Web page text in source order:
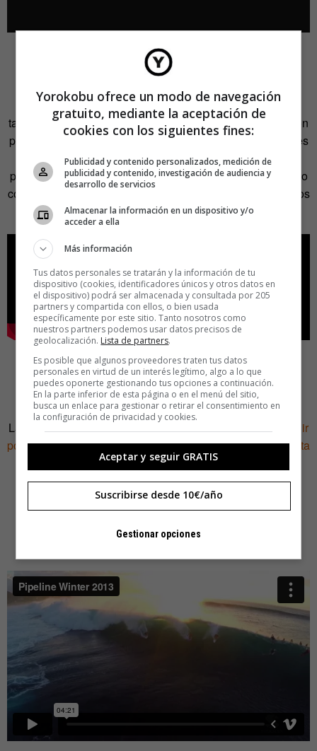
El auge amateur
Aunque los equipos que usan las productoras más
consolidadas pueden costar decenas de miles de euros,
también es posible conseguir imágenes espectaculares con
poco dinero, que es donde se abren grandes oportunidades
para películas de bajo presupuesto. Este vídeo realizado
por Eddie Codel en el festival Burning Man de 2013 se hizo
con un equipo que en su conjunto no llega a los 1.000 euros
y ya ha superado con creces el millón de visitas.
La cámara utilizada, unaGoPro Hero 3, se puede conseguir
por 200 euros,el cuadrocóptero DJI Phantom está a la venta
en Amazon por 345 euros y un estabilizador
motorizado para rotar la cámara cuesta 186 euros.
Un equipo (GoPro y DJI Phantom) muy similar permitió al
joven surfero Eric Sterman rodar estas impresionantes
Yorokobu ofrece un modo de navegación
gratuito, mediante la aceptación de
cookies con los siguientes fines:
Publicidad y contenido personalizados, medición de
publicidad y contenido, investigación de audiencia y
desarrollo de servicios
Almacenar la información en un dispositivo y/o
acceder a ella
Más información
Tus datos personales se tratarán y la información de tu
dispositivo (cookies, identificadores únicos y otros datos en
el dispositivo) podrá ser almacenada y consultada por 205
partners y compartida con ellos, o bien usada
específicamente por este sitio. Tanto nosotros como
nuestros partners podemos usar datos precisos de
geolocalización. Lista de partners.
Es posible que algunos proveedores traten tus datos
personales en virtud de un interés legítimo, algo a lo que
puedes oponerte gestionando tus opciones a continuación.
En la parte inferior de esta página o en el menú del sitio,
busca un enlace para gestionar o retirar el consentimiento en
la configuración de privacidad y cookies.
Aceptar y seguir GRATIS
Suscribirse desde 10€/año
Gestionar opciones